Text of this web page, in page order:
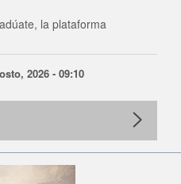
la plataforma
2026 - 09:10